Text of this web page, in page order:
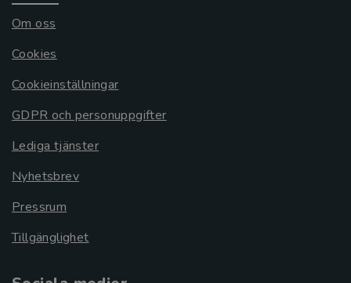
Om oss
Cookies
Cookieinställningar
GDPR och personuppgifter
Lediga tjänster
Nyhetsbrev
Pressrum
Tillgänglighet